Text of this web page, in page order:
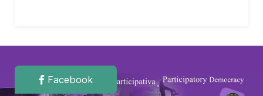
Facebook